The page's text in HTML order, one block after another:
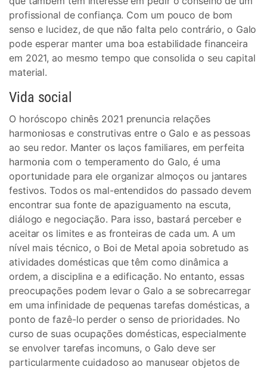
profissional de confiança. Com um pouco de bom
senso e lucidez, de que não falta pelo contrário, o Galo
pode esperar manter uma boa estabilidade financeira
em 2021, ao mesmo tempo que consolida o seu capital
material.
Vida social
O horóscopo chinês 2021 prenuncia relações
harmoniosas e construtivas entre o Galo e as pessoas
ao seu redor. Manter os laços familiares, em perfeita
harmonia com o temperamento do Galo, é uma
oportunidade para ele organizar almoços ou jantares
festivos. Todos os mal-entendidos do passado devem
encontrar sua fonte de apaziguamento na escuta,
diálogo e negociação. Para isso, bastará perceber e
aceitar os limites e as fronteiras de cada um. A um
nível mais técnico, o Boi de Metal apoia sobretudo as
atividades domésticas que têm como dinâmica a
ordem, a disciplina e a edificação. No entanto, essas
preocupações podem levar o Galo a se sobrecarregar
em uma infinidade de pequenas tarefas domésticas, a
ponto de fazê-lo perder o senso de prioridades. No
curso de suas ocupações domésticas, especialmente
se envolver tarefas incomuns, o Galo deve ser
particularmente cuidadoso ao manusear objetos de